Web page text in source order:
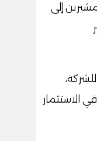
إلى
الاستثمار